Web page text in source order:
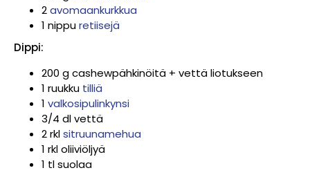
2avomaankurkkua
1 nippuretiisejä
Dippi:
200 g cashewpähkinöitä + vettä liotukseen
1 ruukku tilliä
1 valkosipulinkynsi
3/4 dl vettä
2 rklsitruunamehua
1 rkl oliiviöljyä
1 tl suolaa